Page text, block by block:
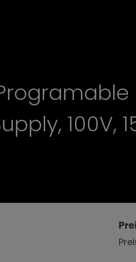
100V,